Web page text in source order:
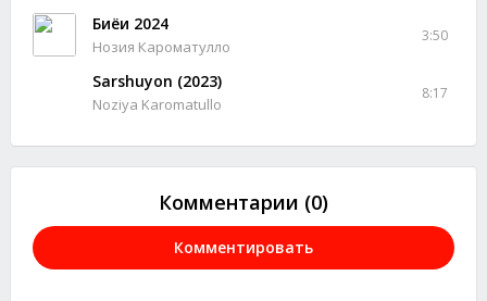
Биёи 2024
Нозия Кароматулло
3:50
Sarshuyon (2023)
Noziya Karomatullo
8:17
Комментарии (0)
Комментировать